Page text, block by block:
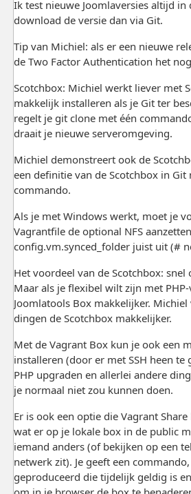
Ik test nieuwe Joomlaversies altijd in
download de versie dan via Git.
Tip van Michiel: als er een nieuwe
de Two Factor Authentication het
Scotchbox: Michiel werkt liever met
makkelijk installeren als je Git ter
regelt je git clone met één
draait je nieuwe serveromgeving.
Michiel demonstreert ook de
een definitie van de Scotchbox in Git
commando.
Als je met Windows werkt, moet je
Vagrantfile de optional NFS
config.vm.synced_folder juist uit (#
Het voordeel van de Scotchbox: snel
Maar als je flexibel wilt zijn met
Joomlatools Box makkelijker.
dingen de Scotchbox makkelijker.
Met de Vagrant Box kun je ook een
installeren (door er met SSH heen te
PHP upgraden en allerlei andere
je normaal niet zou kunnen doen.
Er is ook een optie die Vagrant
wat er op je lokale box in de public
iemand anders (of bekijken op een
netwerk zit). Je geeft een
geproduceerd die tijdelijk geldig is